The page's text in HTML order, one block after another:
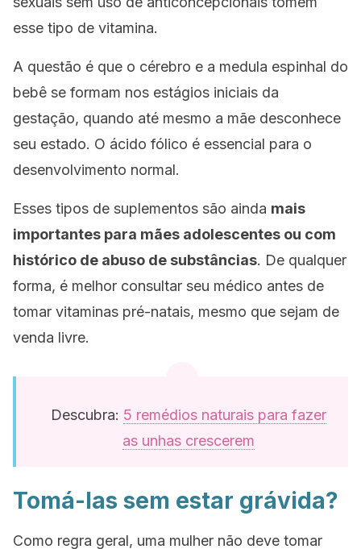
esse tipo de vitamina.
A questão é que o cérebro e a medula espinhal do
bebê se formam nos estágios iniciais da
gestação, quando até mesmo a mãe desconhece
seu estado. O ácido fólico é essencial para o
desenvolvimento normal.
Esses tipos de suplementos são ainda mais
importantes para mães adolescentes ou com
histórico de abuso de substâncias. De qualquer
forma, é melhor consultar seu médico antes de
tomar vitaminas pré-natais, mesmo que sejam de
venda livre.
Descubra: 5 remédios naturais para fazer
as unhas crescerem
Tomá-las sem estar grávida?
Como regra geral, uma mulher não deve tomar